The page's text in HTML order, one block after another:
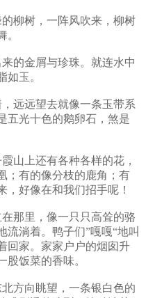
柳树，一阵风吹来，柳树
。
的金屑与珍珠。就连水中
如玉。
远远望去就像一条玉带系
五光十色的鹅卵石，煞是
上还有各种各样的花，
；有的像分枝的鹿角；有
，好像在和我们招手呢！
那里，像一只只高耸的骆
流淌着。鸭子们”嘎嘎“地叫
回家。家家户户的烟囱升
股饭菜的香味。
方向眺望，一条银白色的